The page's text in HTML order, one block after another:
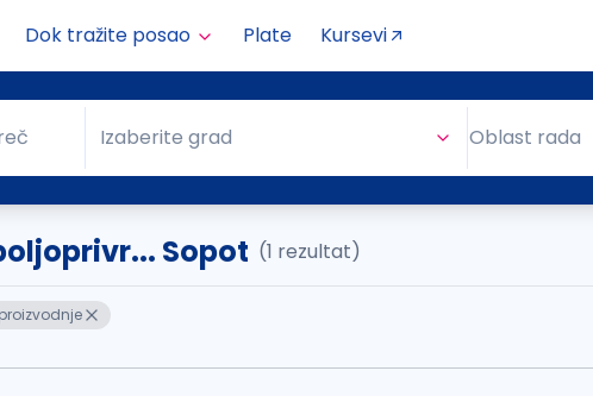
Dok tražite posao Plate Kursevi
Grad
Izaberite grad Oblast rada
Sopot (1 rezultat)